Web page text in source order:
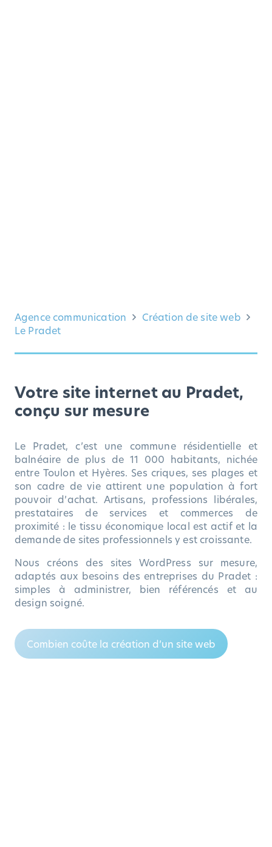
Agence communication
Création de site web
Le Pradet
Votre site internet au Pradet,
conçu sur mesure
Le Pradet, c’est une commune résidentielle et
balnéaire de plus de 11 000 habitants, nichée
entre Toulon et Hyères. Ses criques, ses plages et
son cadre de vie attirent une population à fort
pouvoir d’achat. Artisans, professions libérales,
prestataires de services et commerces de
proximité : le tissu économique local est actif et la
demande de sites professionnels y est croissante.
Nous créons des sites WordPress sur mesure,
adaptés aux besoins des entreprises du Pradet :
simples à administrer, bien référencés et au
design soigné.
Combien coûte la création d’un site web